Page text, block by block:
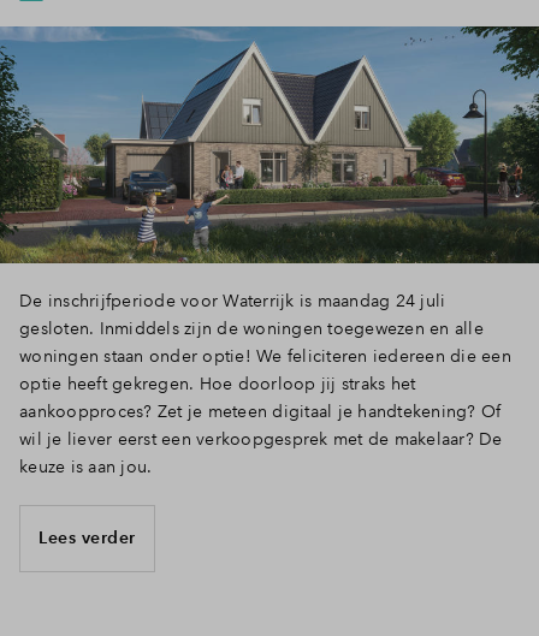
De inschrijfperiode voor Waterrijk is maandag 24 juli
gesloten. Inmiddels zijn de woningen toegewezen en alle
woningen staan onder optie! We feliciteren iedereen die een
optie heeft gekregen. Hoe doorloop jij straks het
aankoopproces? Zet je meteen digitaal je handtekening? Of
wil je liever eerst een verkoopgesprek met de makelaar? De
keuze is aan jou.
Lees verder